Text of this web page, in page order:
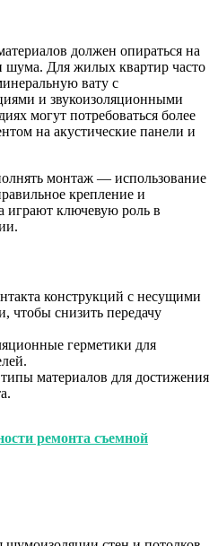
должен опираться на
Для жилых квартир часто
вату с
и звукоизоляционными
могут потребоваться более
на акустические панели и
монтаж — использование
крепление и
играют ключевую роль в
конструкций с несущими
чтобы снизить передачу
герметики для
материалов для достижения
ремонта съемной